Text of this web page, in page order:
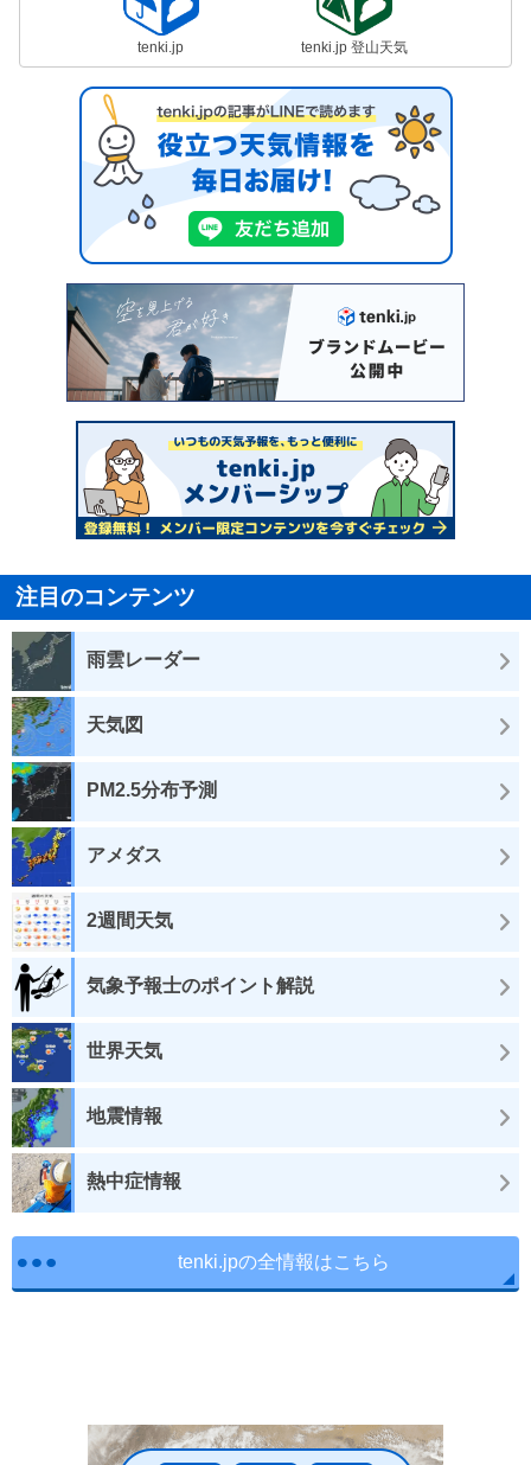
tenki.jp tenki.jp 登山天気
注目のコンテンツ
雨雲レーダー
天気図
PM2.5分布予測
アメダス
2週間天気
気象予報士のポイント解説
世界天気
地震情報
熱中症情報
tenki.jpの全情報はこちら